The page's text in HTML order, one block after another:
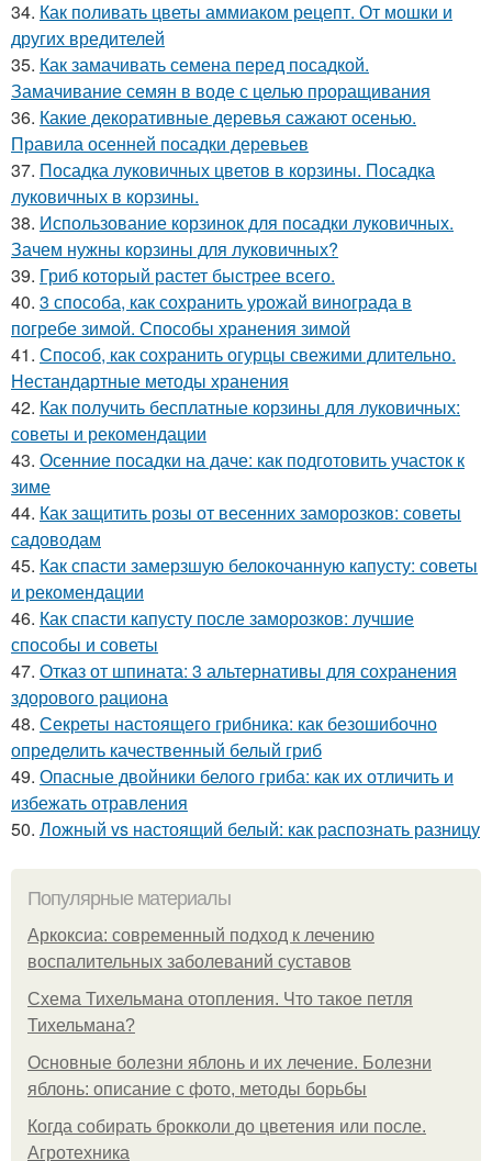
34. Как поливать цветы аммиаком рецепт. От мошки и
других вредителей
35. Как замачивать семена перед посадкой.
Замачивание семян в воде с целью проращивания
36. Какие декоративные деревья сажают осенью.
Правила осенней посадки деревьев
37. Посадка луковичных цветов в корзины. Посадка
луковичных в корзины.
38. Использование корзинок для посадки луковичных.
Зачем нужны корзины для луковичных?
39. Гриб который растет быстрее всего.
40. 3 способа, как сохранить урожай винограда в
погребе зимой. Способы хранения зимой
41. Способ, как сохранить огурцы свежими длительно.
Нестандартные методы хранения
42. Как получить бесплатные корзины для луковичных:
советы и рекомендации
43. Осенние посадки на даче: как подготовить участок к
зиме
44. Как защитить розы от весенних заморозков: советы
садоводам
45. Как спасти замерзшую белокочанную капусту: советы
и рекомендации
46. Как спасти капусту после заморозков: лучшие
способы и советы
47. Отказ от шпината: 3 альтернативы для сохранения
здорового рациона
48. Секреты настоящего грибника: как безошибочно
определить качественный белый гриб
49. Опасные двойники белого гриба: как их отличить и
избежать отравления
50. Ложный vs настоящий белый: как распознать разницу
Популярные материалы
Аркоксиа: современный подход к лечению
воспалительных заболеваний суставов
Схема Тихельмана отопления. Что такое петля
Тихельмана?
Основные болезни яблонь и их лечение. Болезни
яблонь: описание с фото, методы борьбы
Когда собирать брокколи до цветения или после.
Агротехника